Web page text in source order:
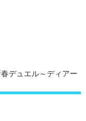
デュエル～ディアー